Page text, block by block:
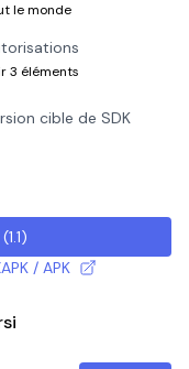
le monde
3 éléments
cible de SDK
(1.1)
/ APK